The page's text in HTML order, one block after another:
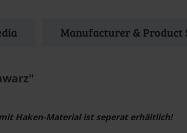
Manufacturer &
Haken-Material ist seperat erhältlich!